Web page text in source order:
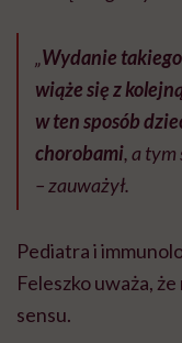
„Wydanie
wiąże się z
w ten sposób
chorobami, a tym
– zauważył.
Pediatra i
Feleszko uważa,
sensu.